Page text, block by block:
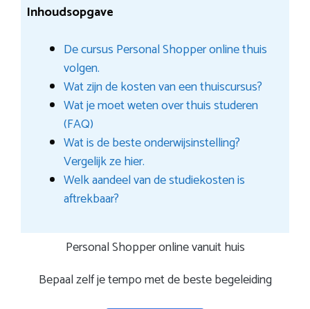
Inhoudsopgave
De cursus Personal Shopper online thuis
volgen.
Wat zijn de kosten van een thuiscursus?
Wat je moet weten over thuis studeren
(FAQ)
Wat is de beste onderwijsinstelling?
Vergelijk ze hier.
Welk aandeel van de studiekosten is
aftrekbaar?
Personal Shopper online vanuit huis
Bepaal zelf je tempo met de beste begeleiding